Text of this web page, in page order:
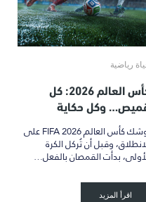
رياضية
كأس العالم 2026: كل
وكل حكاية
أوشك كأس العالم FIFA 2026 على
وقبل أن تُركل الكرة
بدأت القمصان بالفعل…
اقرأ المزيد